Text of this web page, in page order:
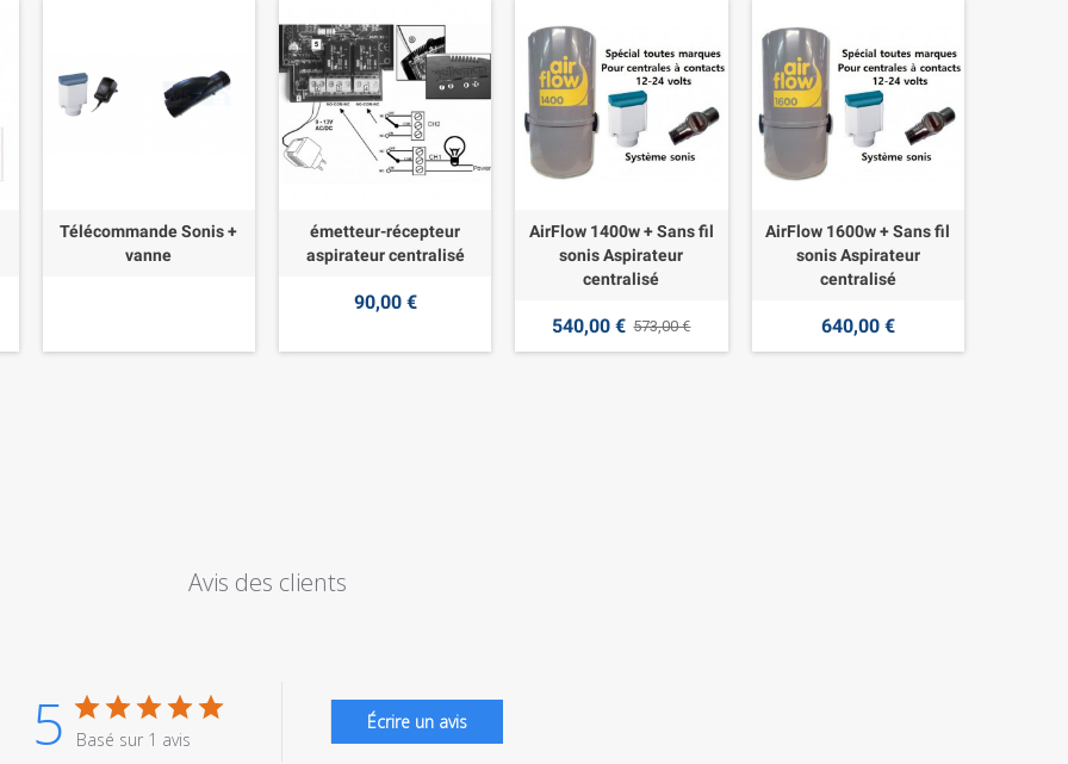
Télécommande Sonis +
vanne
émetteur-récepteur
aspirateur centralisé
90,00 €
AirFlow 1400w + Sans fil
sonis Aspirateur
centralisé
540,00 € 573,00 €
AirFlow 1600w + Sans fil
sonis Aspirateur
centralisé
640,00 €
Avis des clients
5 Basé sur 1 avis
Écrire un avis